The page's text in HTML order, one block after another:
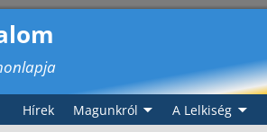
Hírek Magunkról A Lelkiség